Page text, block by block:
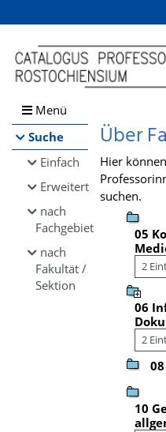
Browsen
direkt zum Inhalt
Menü
Suche
Einfach
Erweitert
nach
Fachgebiet
nach
Fakultät /
Sektion
Über
Hier
suchen.
05
2
06
2
10